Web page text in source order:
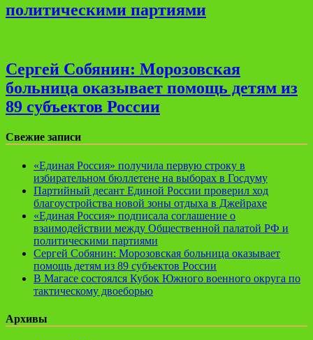
политическими партиями
Сергей Собянин: Морозовская
больница оказывает помощь детям из
89 субъектов России
Свежие записи
«Единая Россия» получила первую строку в
избирательном бюллетене на выборах в Госдуму
Партийный десант Единой России проверил ход
благоустройства новой зоны отдыха в Джейрахе
«Единая Россия» подписала соглашение о
взаимодействии между Общественной палатой РФ и
политическими партиями
Сергей Собянин: Морозовская больница оказывает
помощь детям из 89 субъектов России
В Магасе состоялся Кубок Южного военного округа по
тактическому двоеборью
Архивы